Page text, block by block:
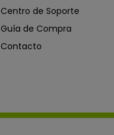
Centro de Soporte
Guía de Compra
Contacto